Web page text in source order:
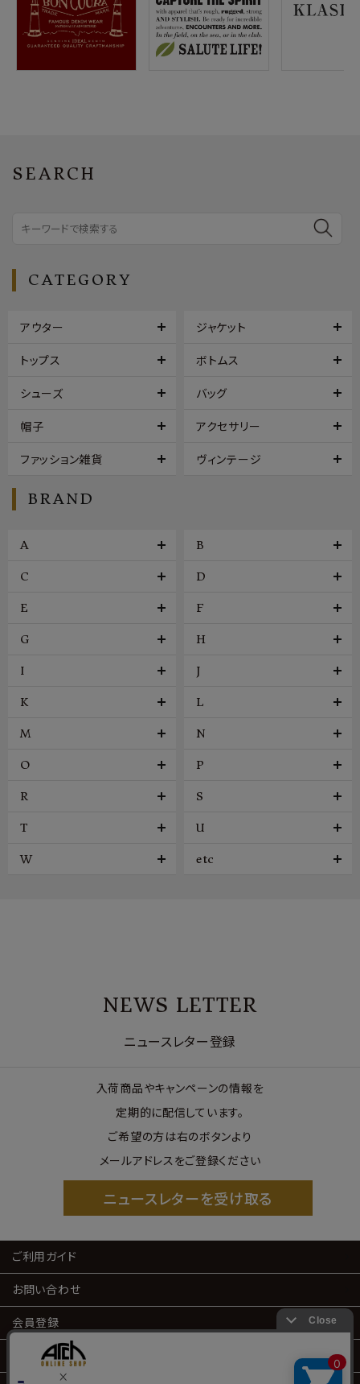
SEARCH
CATEGORY
アウター ジャケット
トップス ボトムス
シューズ バッグ
帽子 アクセサリー
ファッション雑貨 ヴィンテージ
BRAND
A B
C D
E F
G H
I J
K L
M N
O P
R S
T U
W etc
NEWS LETTER
ニュースレター登録
入荷商品やキャンペーンの情報を
定期的に配信しています。
ご希望の方は右のボタンより
メールアドレスをご登録ください
ニュースレターを受け取る
ご利用ガイド
お問い合わせ
会員登録
会員サービス